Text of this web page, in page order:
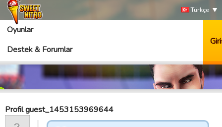
Türkçe
Oyunlar
Destek & Forumlar
Profil guest_1453153969644